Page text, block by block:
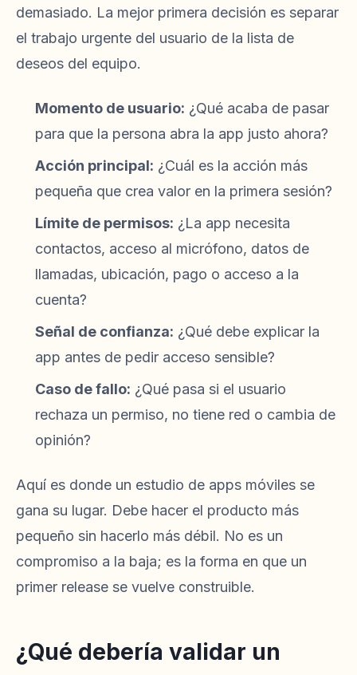
demasiado. La mejor primera decisión es separar
el trabajo urgente del usuario de la lista de
deseos del equipo.
Momento de usuario: ¿Qué acaba de pasar
para que la persona abra la app justo ahora?
Acción principal: ¿Cuál es la acción más
pequeña que crea valor en la primera sesión?
Límite de permisos: ¿La app necesita
contactos, acceso al micrófono, datos de
llamadas, ubicación, pago o acceso a la
cuenta?
Señal de confianza: ¿Qué debe explicar la
app antes de pedir acceso sensible?
Caso de fallo: ¿Qué pasa si el usuario
rechaza un permiso, no tiene red o cambia de
opinión?
Aquí es donde un estudio de apps móviles se
gana su lugar. Debe hacer el producto más
pequeño sin hacerlo más débil. No es un
compromiso a la baja; es la forma en que un
primer release se vuelve construible.
¿Qué debería validar un